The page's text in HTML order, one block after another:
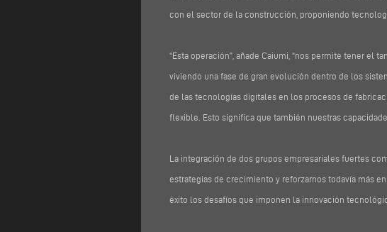
con el sector de la construcción, proponiendo
“Esta operación”, añade Caiumi, “nos permite tener el
viviendo una fase de gran evolución dentro de los
de las tecnologías digitales en los procesos de
flexible. Esto significa que también nuestras
La integración de dos grupos empresariales fuertes
estrategias de crecimiento y reforzarnos todavía más
éxito los desafíos que imponen la innovación